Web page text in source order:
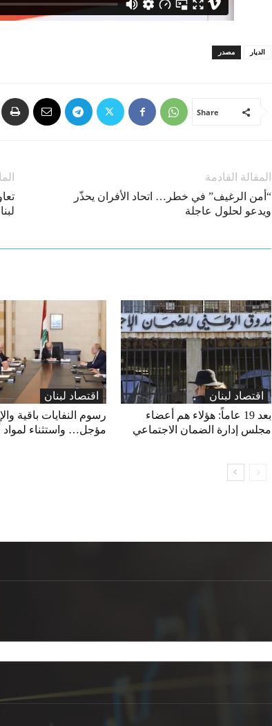
مصدر الديار
Share
المقالة القادمة
“أمن الرغيف” في خطر… اتحاد الأفران يحذّر
ويدعو لحلول عاجلة
اقتصاد لبنان
رسوم النفايات باقية
مؤجل… واستثناء لمواد
اقتصاد لبنان
بعد 19 عاماً: هؤلاء هم أعضاء
مجلس إدارة الضمان الاجتماعي